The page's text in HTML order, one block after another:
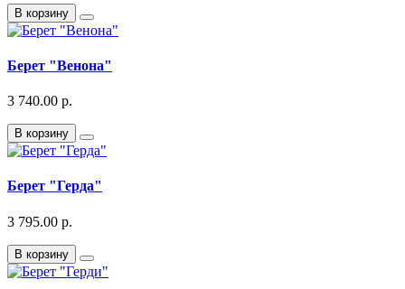
В корзину
Берет "Венона"
3 740.00 р.
В корзину
Берет "Герда"
3 795.00 р.
В корзину